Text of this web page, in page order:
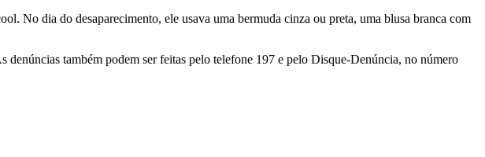
No dia do desaparecimento, ele usava uma bermuda cinza ou preta, uma blusa branca com
também podem ser feitas pelo telefone 197 e pelo Disque-Denúncia, no número